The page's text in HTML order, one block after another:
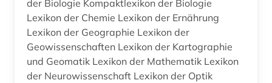
der Biologie Kompaktlexikon der Biologie
Lexikon der Chemie Lexikon der Ernährung
Lexikon der Geographie Lexikon der
Geowissenschaften Lexikon der Kartographie
und Geomatik Lexikon der Mathematik Lexikon
der Neurowissenschaft Lexikon der Optik